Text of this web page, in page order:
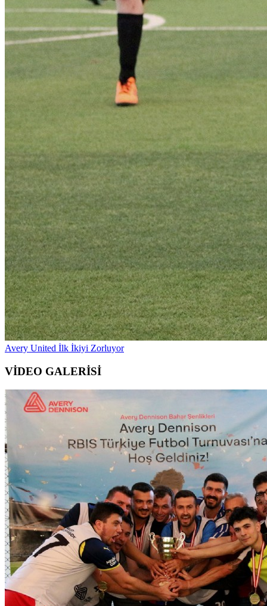
Avery United İlk İkiyi Zorluyor
VİDEO GALERİSİ